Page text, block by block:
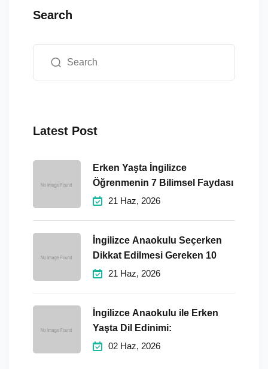
Search
Latest Post
Erken Yaşta İngilizce
Öğrenmenin 7 Bilimsel Faydası
21 Haz, 2026
İngilizce Anaokulu Seçerken
Dikkat Edilmesi Gereken 10
21 Haz, 2026
İngilizce Anaokulu ile Erken
Yaşta Dil Edinimi:
02 Haz, 2026